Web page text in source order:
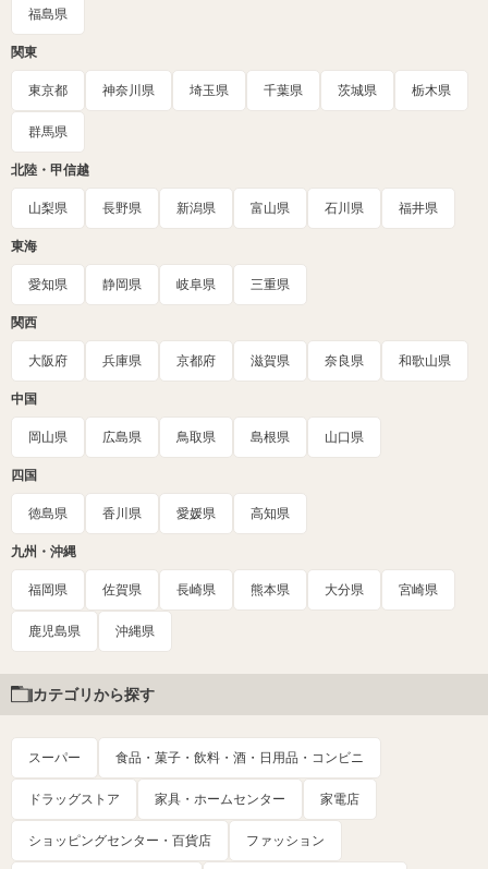
福島県
関東
東京都 神奈川県 埼玉県 千葉県 茨城県 栃木県
群馬県
北陸・甲信越
山梨県 長野県 新潟県 富山県 石川県 福井県
東海
愛知県 静岡県 岐阜県 三重県
関西
大阪府 兵庫県 京都府 滋賀県 奈良県 和歌山県
中国
岡山県 広島県 鳥取県 島根県 山口県
四国
徳島県 香川県 愛媛県 高知県
九州・沖縄
福岡県 佐賀県 長崎県 熊本県 大分県 宮崎県
鹿児島県 沖縄県
カテゴリから探す
スーパー 食品・菓子・飲料・酒・日用品・コンビニ
ドラッグストア 家具・ホームセンター 家電店
ショッピングセンター・百貨店 ファッション